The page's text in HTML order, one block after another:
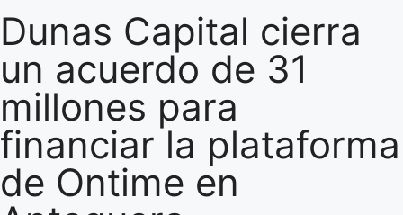
Dunas Capital cierra
un acuerdo de 31
millones para
financiar la plataforma
de Ontime en